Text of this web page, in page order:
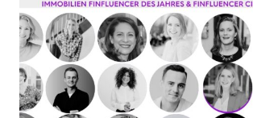
IN
DER
KATEGORIE
IMMOBILIEN